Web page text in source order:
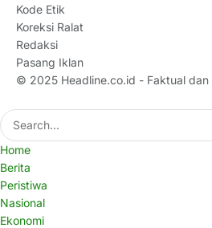
Kode Etik
Koreksi Ralat
Redaksi
Pasang Iklan
© 2025 Headline.co.id - Faktual dan
Home
Berita
Peristiwa
Nasional
Ekonomi